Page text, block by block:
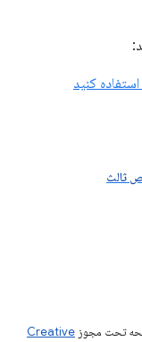
ثالث
تحت مجوز Creative